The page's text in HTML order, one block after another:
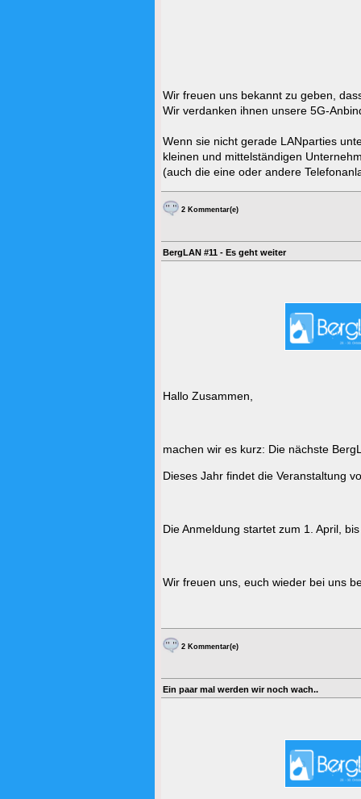
Wir freuen uns bekannt zu geben,
Wir verdanken ihnen unsere 5G-
Wenn sie nicht gerade LANparties
kleinen und mittelständigen
(auch die eine oder andere
2 Kommentar(e)
BergLAN #11 - Es geht weiter
Hallo Zusammen,
machen wir es kurz: Die nächste
Dieses Jahr findet die Veranstaltung
Die Anmeldung startet zum 1. April,
Wir freuen uns, euch wieder bei uns
2 Kommentar(e)
Ein paar mal werden wir noch wach..